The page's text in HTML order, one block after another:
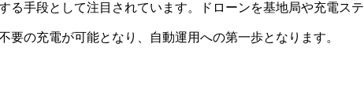
る手段として注目されています。ドローンを基地局や充電ステ
要の充電が可能となり、自動運用への第一歩となります。